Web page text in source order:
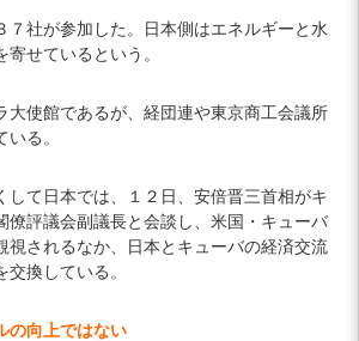
７社が参加した。日本側はエネルギーと水
せているという。
大使館であるが、経団連や東京商工会議所
る。
して日本では、１２日、安倍晋三首相がキ
僚評議会副議長と会談し、米国・キューバ
視されるなか、日本とキューバの経済交流
換している。
の向上ではない